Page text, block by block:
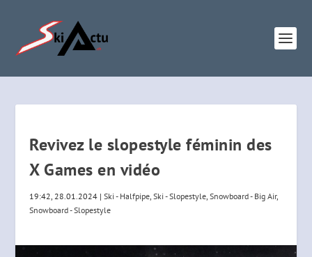
Revivez le slopestyle féminin des
X Games en vidéo
19:42, 28.01.2024 |Ski - Halfpipe,Ski - Slopestyle,Snowboard - Big Air,
Snowboard - Slopestyle